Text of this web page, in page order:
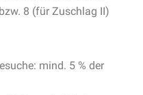
8 (für Zuschlag II)
mind. 5 % der